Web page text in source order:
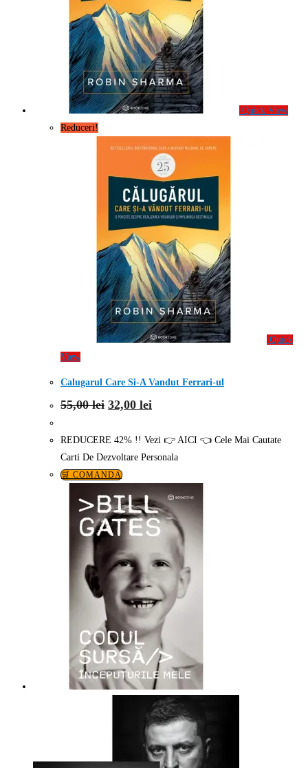
Quick View
Reduceri!
Quick
View
Calugarul Care Si-A Vandut Ferrari-ul
55,00lei Prețul
inițial
fost:
55,00 lei.
32,00 lei
32,00 lei.
REDUCERE 42% !! Vezi 👉 AICI 👈 Cele Mai Cautate
Carti De Dezvoltare Personala
🛒 COMANDA